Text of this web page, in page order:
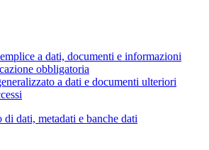
a dati, documenti e informazioni
obbligatoria
a dati e documenti ulteriori
dati, metadati e banche dati